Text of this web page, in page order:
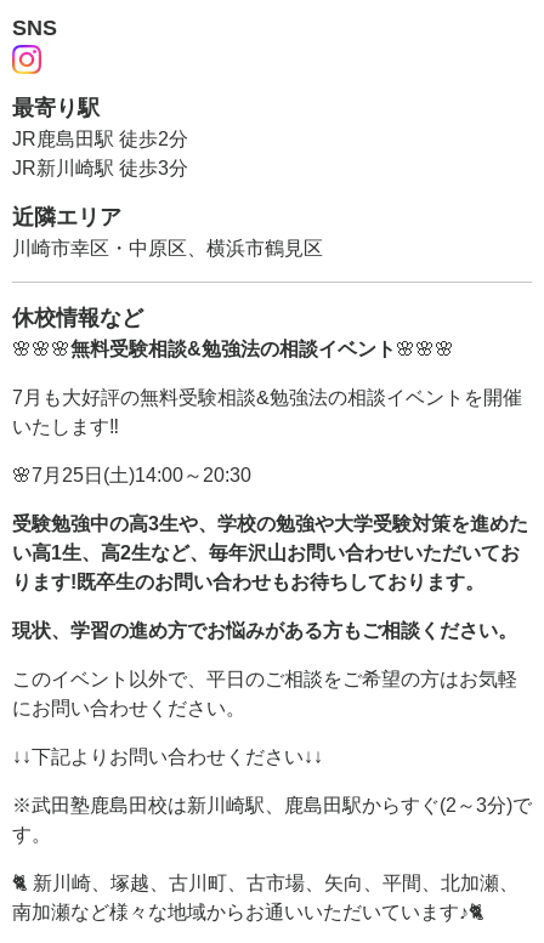
SNS
最寄り駅
JR鹿島田駅 徒歩2分
JR新川崎駅 徒歩3分
近隣エリア
川崎市幸区・中原区、横浜市鶴見区
休校情報など
🌸🌸🌸無料受験相談&勉強法の相談イベント 🌸🌸🌸
7月も大好評の無料受験相談&勉強法の相談イベントを開催
いたします‼
🌸7月25日(土)14:00～20:30
受験勉強中の高3生や、学校の勉強や大学受験対策を進めた
い高1生、高2生など、毎年沢山お問い合わせいただいてお
ります!既卒生のお問い合わせもお待ちしております。
現状、学習の進め方でお悩みがある方もご相談ください。
このイベント以外で、平日のご相談をご希望の方はお気軽
にお問い合わせください。
↓↓下記よりお問い合わせください↓↓
※武田塾鹿島田校は新川崎駅、鹿島田駅からすぐ(2～3分)で
す。
🐈 新川崎、塚越、古川町、古市場、矢向、平間、北加瀬、
南加瀬など様々な地域からお通いいただいています♪🐈